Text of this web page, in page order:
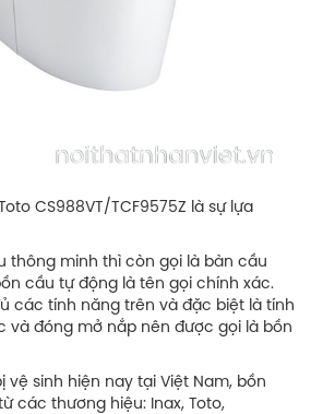
CS988VT/TCF9575Z là sự lựa
thông minh thì còn gọi là bàn cầu
cầu tự động là tên gọi chính xác.
các tính năng trên và đặc biệt là tính
và đóng mở nắp nên được gọi là bồn
vệ sinh hiện nay tại Việt Nam, bồn
các thương hiệu: Inax, Toto,